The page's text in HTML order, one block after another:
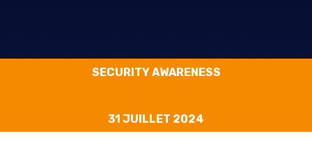
SECURITY AWARENESS
31 JUILLET 2024